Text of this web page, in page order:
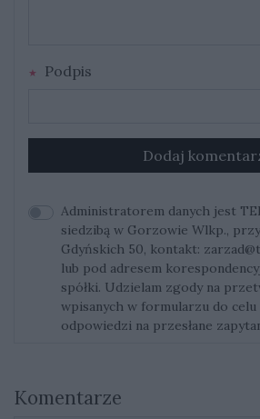
Podpis
Dodaj
Administratorem danych jest
siedzibą w Gorzowie Wlkp.,
Gdyńskich 50, kontakt:
lub pod adresem
spółki. Udzielam zgody na
wpisanych w formularzu do celu
odpowiedzi na przesłane
Komentarze